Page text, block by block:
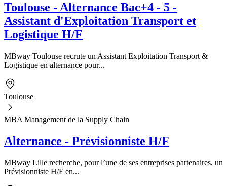
Toulouse - Alternance Bac+4 - 5 -
Assistant d'Exploitation Transport et
Logistique H/F
MBway Toulouse recrute un Assistant Exploitation Transport &
Logistique en alternance pour...
Toulouse
MBA Management de la Supply Chain
Alternance - Prévisionniste H/F
MBway Lille recherche, pour l’une de ses entreprises partenaires, un
Prévisionniste H/F en...